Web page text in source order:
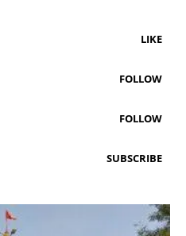
LIKE
FOLLOW
FOLLOW
SUBSCRIBE